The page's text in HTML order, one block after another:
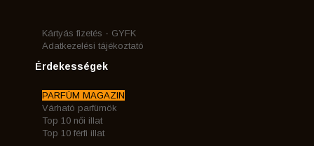
Kártyás fizetés - GYFK
Adatkezelési tájékoztató
Érdekességek
PARFÜM MAGAZIN
Várható parfümök
Top 10 női illat
Top 10 férfi illat